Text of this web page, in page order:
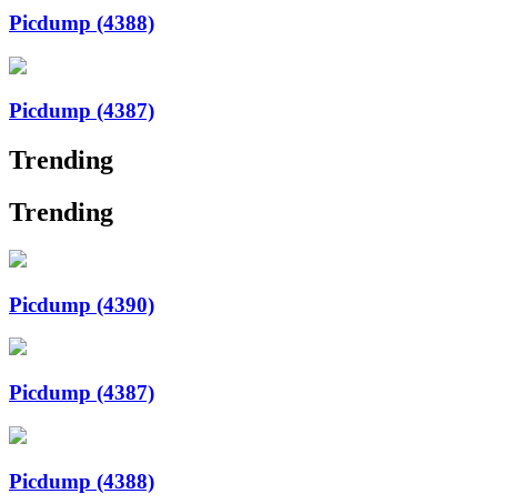
Picdump (4388)
Picdump (4387)
Trending
Trending
Picdump (4390)
Picdump (4387)
Picdump (4388)